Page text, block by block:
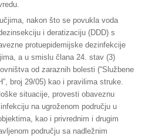
nakon što se povukla voda
i deratizaciju (DDD) s
protuepidemijske dezinfekcije
a u smislu člana 24. stav (3)
od zaraznih bolesti (“Službene
broj 29/05) kao i pravilima struke.
situacije, provesti obaveznu
na ugroženom području u
kao i privrednim i drugim
području sa nadležnim